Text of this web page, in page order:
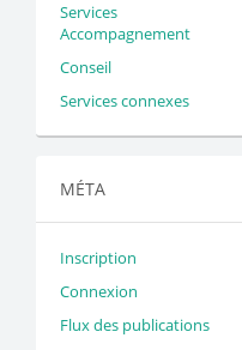
Services
Accompagnement
Conseil
Services connexes
MÉTA
Inscription
Connexion
Flux des publications